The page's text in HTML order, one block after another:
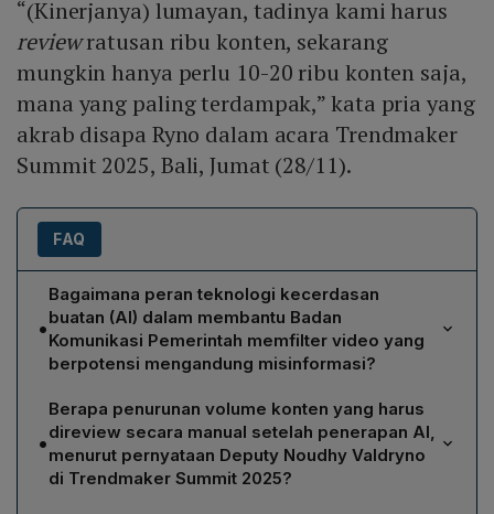
“(Kinerjanya) lumayan, tadinya kami harus
reviewratusan ribu konten, sekarang
mungkin hanya perlu 10-20 ribu konten saja,
mana yang paling terdampak,” kata pria yang
akrab disapa Ryno dalam acara Trendmaker
Summit 2025, Bali, Jumat (28/11).
FAQ
•
Bagaimana peran teknologi kecerdasan
buatan (AI) dalam membantu Badan
Komunikasi Pemerintah memfilter video yang
berpotensi mengandung misinformasi?
AI berfungsi sebagai penyaring awal dengan
mengidentifikasi video yang mengandung indikasi
misinformasi berdasarkan pola linguistik, visual, dan
metadata. Setelah AI menandai video tersebut, tim
•
Berapa penurunan volume konten yang harus
direview secara manual setelah penerapan AI,
menurut pernyataan Deputy Noudhy Valdryno
di Trendmaker Summit 2025?